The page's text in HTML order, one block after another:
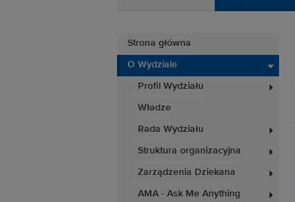
Strona główna
O Wydziale
Profil Wydziału
Władze
Rada Wydziału
Struktura organizacyjna
Zarządzenia Dziekana
AMA - Ask Me Anything